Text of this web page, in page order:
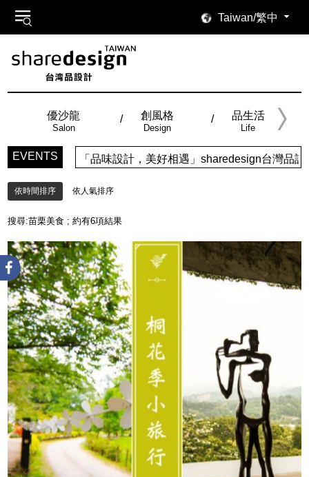
Taiwan/繁中
優沙龍
Salon
創風格
Design
品生活
Life
EVENTS 「品味設計，美好相遇」sharedesign台灣品設
依時間排序 依人氣排序
搜尋:苗栗美食 ; 約有6項結果